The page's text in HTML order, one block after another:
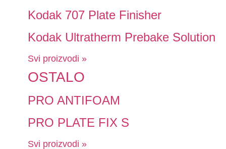
Kodak 707 Plate Finisher
Kodak Ultratherm Prebake Solution
Svi proizvodi »
OSTALO
PRO ANTIFOAM
PRO PLATE FIX S
Svi proizvodi »